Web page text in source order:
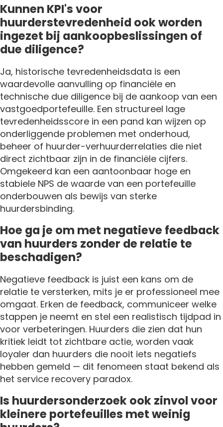
Kunnen KPI's voor
huurderstevredenheid ook worden
ingezet bij aankoopbeslissingen of
due diligence?
Ja, historische tevredenheidsdata is een
waardevolle aanvulling op financiële en
technische due diligence bij de aankoop van een
vastgoedportefeuille. Een structureel lage
tevredenheidsscore in een pand kan wijzen op
onderliggende problemen met onderhoud,
beheer of huurder-verhuurderrelaties die niet
direct zichtbaar zijn in de financiële cijfers.
Omgekeerd kan een aantoonbaar hoge en
stabiele NPS de waarde van een portefeuille
onderbouwen als bewijs van sterke
huurdersbinding.
Hoe ga je om met negatieve feedback
van huurders zonder de relatie te
beschadigen?
Negatieve feedback is juist een kans om de
relatie te versterken, mits je er professioneel mee
omgaat. Erken de feedback, communiceer welke
stappen je neemt en stel een realistisch tijdpad in
voor verbeteringen. Huurders die zien dat hun
kritiek leidt tot zichtbare actie, worden vaak
loyaler dan huurders die nooit iets negatiefs
hebben gemeld — dit fenomeen staat bekend als
het service recovery paradox.
Is huurdersonderzoek ook zinvol voor
kleinere portefeuilles met weinig